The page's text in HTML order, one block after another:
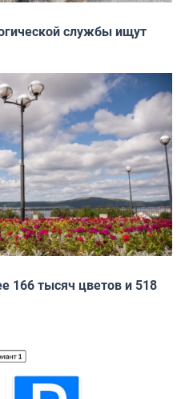
службы ищут
166 тысяч цветов и 518